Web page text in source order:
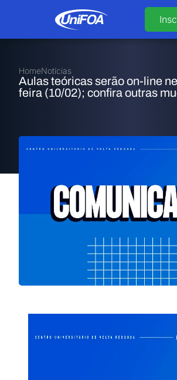
HomeNotícias
Aulas teóricas serão on-line
feira (10/02); confira outras